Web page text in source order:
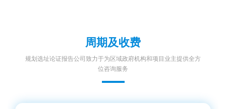
周期及收费
规划选址论证报告公司致力于为区域政府机构和项目业主提供全方
位咨询服务